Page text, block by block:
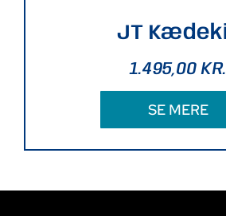
JT
1.495,00KR.
SE MERE